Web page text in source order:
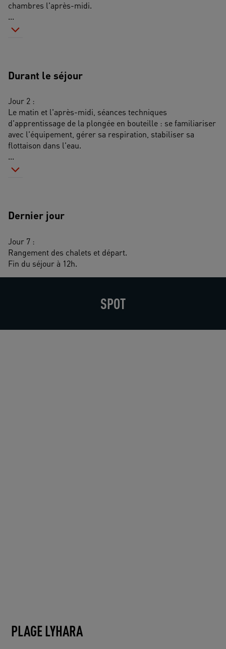
chambres l'après-midi.
...
Durant le séjour
Jour 2 :
Le matin et l'après-midi, séances techniques
d'apprentissage de la plongée en bouteille : se familiariser
avec l'équipement, gérer sa respiration, stabiliser sa
flottaison dans l'eau.
...
Dernier jour
Jour 7 :
Rangement des chalets et départ.
Fin du séjour à 12h.
SPOT
PLAGE LYHARA